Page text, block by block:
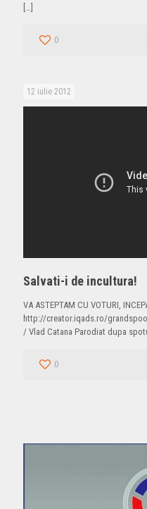
0
12 iulie 2012
Salvati-i de incultura!
VA ASTEPTAM CU VOTURI,
http://creator.iqads.ro/
/ Vlad Catana Parodiat dupa
0